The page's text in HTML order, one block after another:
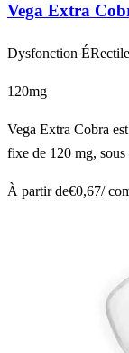
Vega Extra
Dysfonction ÉRectile
120mg
Vega Extra Cobra
fixe de 120 mg,
À partir de€0,67/